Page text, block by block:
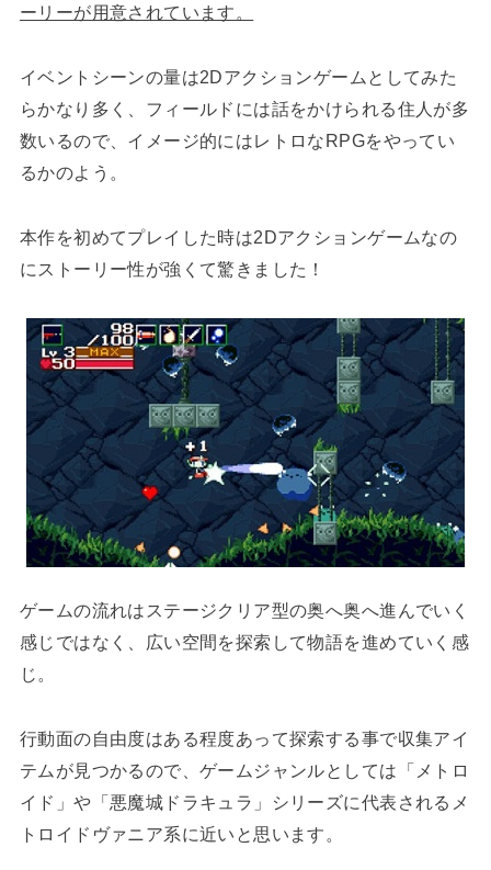
ーリーが用意されています。
イベントシーンの量は2Dアクションゲームとしてみた
らかなり多く、フィールドには話をかけられる住人が多
数いるので、イメージ的にはレトロなRPGをやってい
るかのよう。
本作を初めてプレイした時は2Dアクションゲームなの
にストーリー性が強くて驚きました！
ゲームの流れはステージクリア型の奥へ奥へ進んでいく
感じではなく、広い空間を探索して物語を進めていく感
じ。
行動面の自由度はある程度あって探索する事で収集アイ
テムが見つかるので、ゲームジャンルとしては「メトロ
イド」や「悪魔城ドラキュラ」シリーズに代表されるメ
トロイドヴァニア系に近いと思います。